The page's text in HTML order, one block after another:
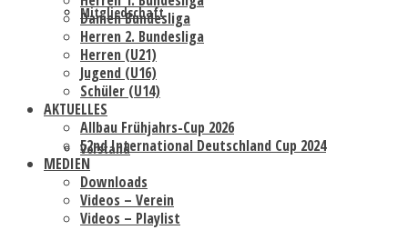
Mitgliedschaft
Vorstand
Damen Bundesliga
Herren 2. Bundesliga
Herren (U21)
Jugend (U16)
Schüler (U14)
AKTUELLES
Allbau Frühjahrs-Cup 2026
52nd International Deutschland Cup 2024
MEDIEN
Downloads
Videos – Verein
Videos – Playlist